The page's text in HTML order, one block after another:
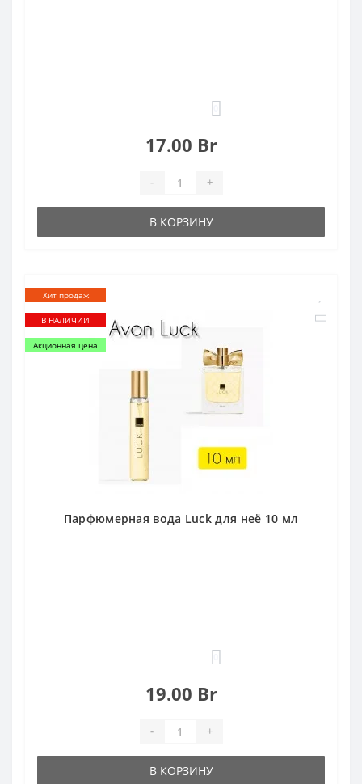
17.00 Br
- +
В КОРЗИНУ
Хит продаж
В НАЛИЧИИ
Акционная цена
Парфюмерная вода Luck для неё 10 мл
19.00 Br
- +
В КОРЗИНУ